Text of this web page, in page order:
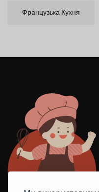
Французька Кухня